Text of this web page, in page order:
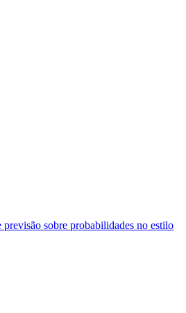
sobre probabilidades no estilo